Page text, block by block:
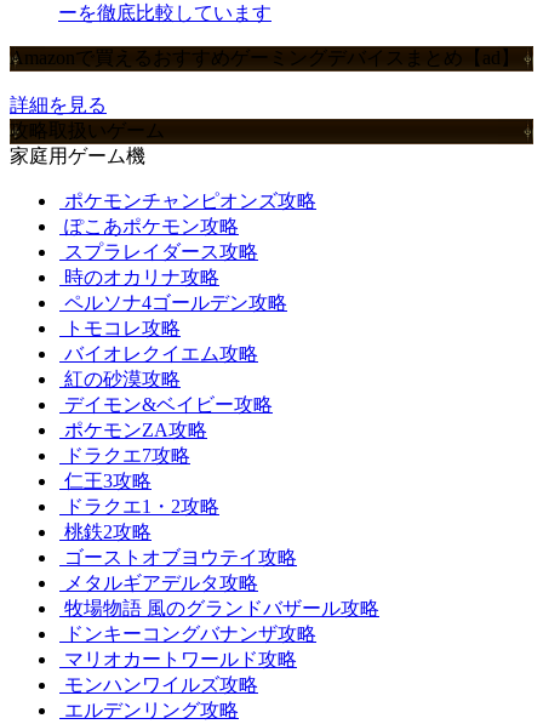
ーを徹底比較しています
Amazonで買えるおすすめゲーミングデバイスまとめ【ad】
詳細を見る
攻略取扱いゲーム
家庭用ゲーム機
ポケモンチャンピオンズ攻略
ぽこあポケモン攻略
スプラレイダース攻略
時のオカリナ攻略
ペルソナ4ゴールデン攻略
トモコレ攻略
バイオレクイエム攻略
紅の砂漠攻略
デイモン&ベイビー攻略
ポケモンZA攻略
ドラクエ7攻略
仁王3攻略
ドラクエ1・2攻略
桃鉄2攻略
ゴーストオブヨウテイ攻略
メタルギアデルタ攻略
牧場物語 風のグランドバザール攻略
ドンキーコングバナンザ攻略
マリオカートワールド攻略
モンハンワイルズ攻略
エルデンリング攻略